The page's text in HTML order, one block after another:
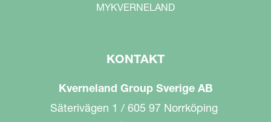
MYKVERNELAND
KONTAKT
Kverneland Group Sverige AB
Säterivägen 1 / 605 97 Norrköping